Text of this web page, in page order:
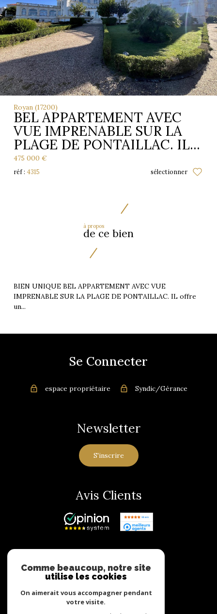
à propos
de ce bien
BIEN UNIQUE BEL APPARTEMENT AVEC VUE
IMPRENABLE SUR LA PLAGE DE PONTAILLAC. IL offre
un...
Royan (17200)
BEL APPARTEMENT AVEC
VUE IMPRENABLE SUR LA
PLAGE DE PONTAILLAC. IL...
475 000 €
réf : 4315 sélectionner
Se Connecter
espace propriétaire Syndic/Gérance
Newsletter
S'inscrire
Avis Clients
Adhérents
Comme beaucoup, notre site
utilise les cookies
On aimerait vous accompagner pendant
votre visite.